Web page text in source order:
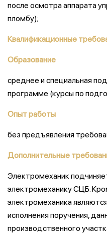
после осмотра аппарата
пломбу);
Квалификационные
Образование
среднее и специальная
программе (курсы по
Опыт работы
без предъявления
Дополнительные
Электромеханик
электромеханику СЦБ.
электромеханика
исполнения поручения,
производственного